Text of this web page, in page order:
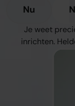
Nu
Je weet
inrichten.